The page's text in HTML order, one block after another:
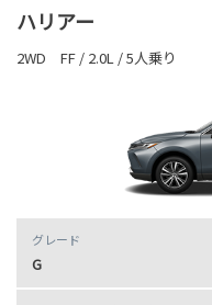
ハリアー
2WD FF / 2.0L / 5人乗り
グレード
G